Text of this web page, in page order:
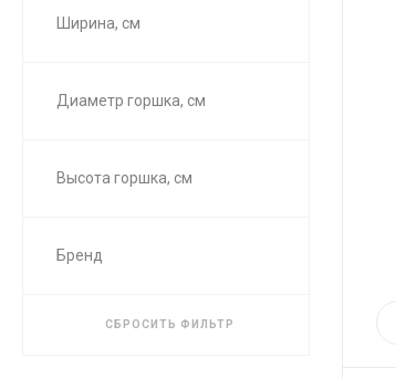
Ширина, см
Диаметр горшка, см
Высота горшка, см
Бренд
СБРОСИТЬ ФИЛЬТР